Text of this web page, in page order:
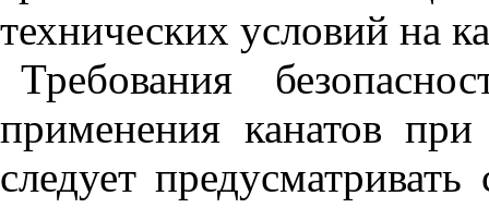
технических условий на
Требования
применения канатов
следует